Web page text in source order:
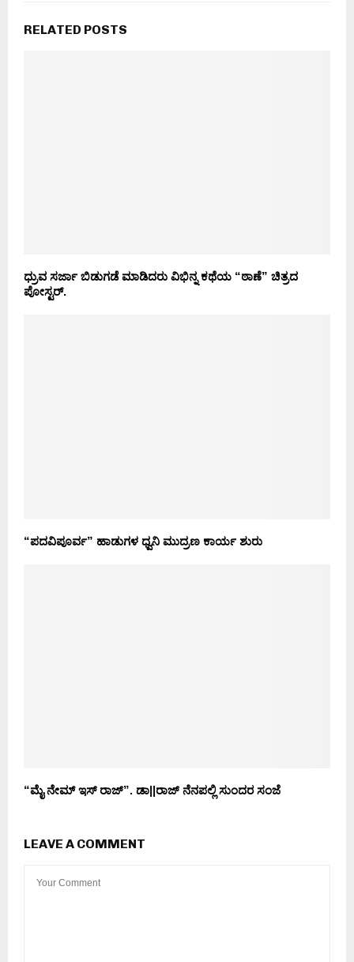
RELATED POSTS
ಧ್ರುವ ಸರ್ಜಾ ಬಿಡುಗಡೆ ಮಾಡಿದರು ವಿಭಿನ್ನ ಕಥೆಯ “ಠಾಣೆ” ಚಿತ್ರದ
ಪೋಸ್ಟರ್.
“ಪದವಿಪೂರ್ವ” ಹಾಡುಗಳ ಧ್ವನಿ ಮುದ್ರಣ ಕಾರ್ಯ ಶುರು
“ಮೈ ನೇಮ್ ಇಸ್ ರಾಜ್”. ಡಾ||ರಾಜ್ ನೆನಪಲ್ಲಿ‌ ಸುಂದರ ಸಂಜೆ
LEAVE A COMMENT